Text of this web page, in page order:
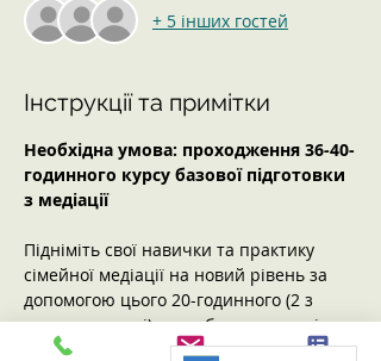
+ 5 інших гостей
Інструкції та примітки
Необхідна умова: проходження 36-40-
годинного курсу базової підготовки
з медіації
Підніміть свої навички та практику
сімейної медіації на новий рівень за
допомогою цього 20-годинного (2 з
половиною дні) поглибленого тренінгу
з медіації розлучень/розставань з